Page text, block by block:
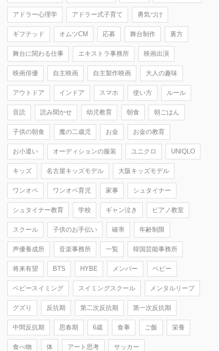
アドラー心理学 アドラー式子育て 勇気づけ
ギフテッド オムツCM 応募 舞台制作 裏方
舞台に関わる仕事 エキストラ事務所 映画出演
映画俳優 自主映画 自主製作映画 大人の趣味
アウトドア インドア スマホ 使い方 ルール
音読 読み聞かせ 幼児教育 朝食 朝ごはん
子供の朝食 魔の二歳児 お金 お金の教育
お小遣い オーディションの服装 ユニクロ UNIQLO
キッズ 名古屋キッズモデル 大阪キッズモデル
ワンオペ ワンオペ育児 家事 シュタイナー
シュタイナー教育 学校 ギャン泣き ピアノ教室
スクール 子供のお手伝い 確率 年齢制限
声優養成所 音楽事務所 一覧 韓国芸能事務所
将来有望 BTS HYBE メンバー ベビー
ベビースイミング スイミングスクール メンタルリープ
グズり 反抗期 第二次反抗期 第一次反抗期
中間反抗期 思春期 6歳 食事 ご飯 栄養
食べ物 体 アート思考 サッカー